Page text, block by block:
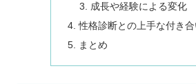
成長や経験による変化
性格診断との上手な付き
まとめ